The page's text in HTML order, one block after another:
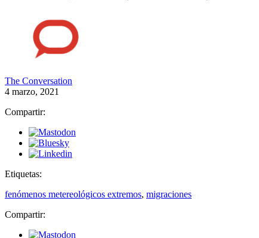
The Conversation
4 marzo, 2021
Compartir:
Etiquetas:
fenómenos metereológicos extremos, migraciones
Compartir: